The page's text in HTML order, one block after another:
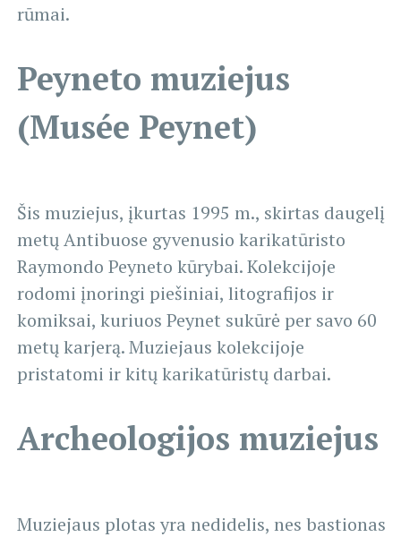
rūmai.
Peyneto muziejus
(Musée Peynet)
Šis muziejus, įkurtas 1995 m., skirtas daugelį
metų Antibuose gyvenusio karikatūristo
Raymondo Peyneto kūrybai. Kolekcijoje
rodomi įnoringi piešiniai, litografijos ir
komiksai, kuriuos Peynet sukūrė per savo 60
metų karjerą. Muziejaus kolekcijoje
pristatomi ir kitų karikatūristų darbai.
Archeologijos muziejus
Muziejaus plotas yra nedidelis, nes bastionas